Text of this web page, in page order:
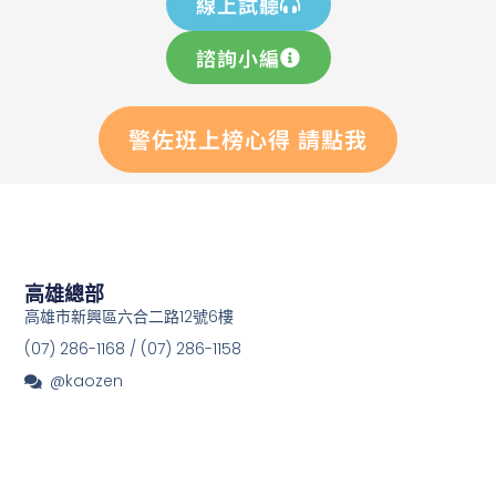
諮詢小編
警佐班上榜心得 請點我
高雄總部
高雄市新興區六合二路12號6樓
(07) 286-1168 / (07) 286-1158
@kaozen